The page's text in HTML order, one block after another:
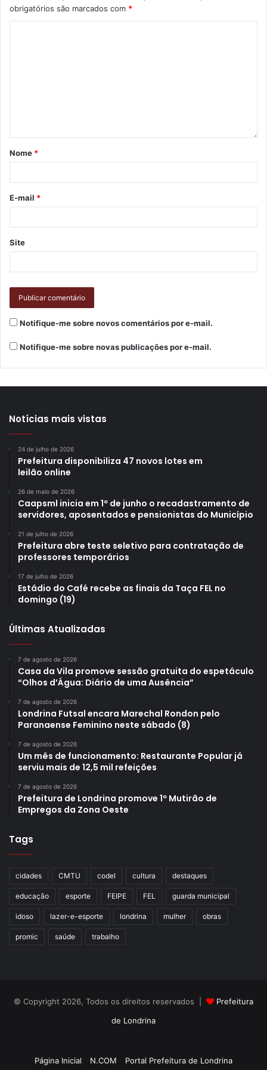
obrigatórios são marcados com *
Nome *
E-mail *
Site
Notifique-me sobre novos comentários por e-mail.
Notifique-me sobre novas publicações por e-mail.
Notícias mais vistas
24 de julho de 2026
Prefeitura disponibiliza 47 novos lotes em
leilão online
26 de maio de 2026
Caapsml inicia em 1º de junho o recadastramento de
servidores, aposentados e pensionistas do Município
21 de julho de 2026
Prefeitura abre teste seletivo para contratação de
professores temporários
17 de julho de 2026
Estádio do Café recebe as finais da Taça FEL no
domingo (19)
Últimas Atualizadas
7 de agosto de 2026
Casa da Vila promove sessão gratuita do espetáculo
“Olhos d’Água: Diário de uma Ausência”
7 de agosto de 2026
Londrina Futsal encara Marechal Rondon pelo
Paranaense Feminino neste sábado (8)
7 de agosto de 2026
Um mês de funcionamento: Restaurante Popular já
serviu mais de 12,5 mil refeições
7 de agosto de 2026
Prefeitura de Londrina promove 1º Mutirão de
Empregos da Zona Oeste
Tags
cidades CMTU codel cultura destaques
educação esporte FEIPE FEL guarda municipal
idoso lazer-e-esporte londrina mulher obras
promic saúde trabalho
© Copyright 2026, Todos os direitos reservados |
Prefeitura
de Londrina
Página Inicial N.COM Portal Prefeitura de Londrina